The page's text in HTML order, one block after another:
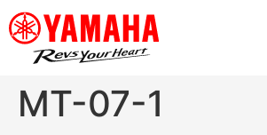
MT-07-1